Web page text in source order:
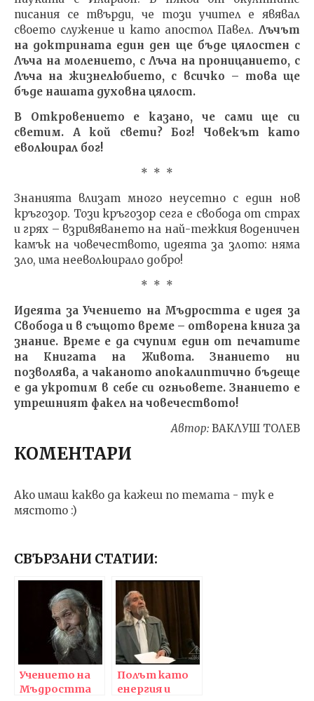
писания се твърди, че този учител е явявал
своето служение и като апостол Павел. Лъчът
на доктрината един ден ще бъде цялостен с
Лъча на молението, с Лъча на проницанието, с
Лъча на жизнелюбието, с всичко – това ще
бъде нашата духовна цялост.
В Откровението е казано, че сами ще си
светим. А кой свети? Бог! Човекът като
еволюирал бог!
* * *
Знанията влизат много неусетно с един нов
кръгозор. Този кръгозор сега е свобода от страх
и грях – взривяването на най-тежкия воденичен
камък на човечеството, идеята за злото: няма
зло, има нееволюирало добро!
* * *
Идеята за Учението на Мъдростта е идея за
Свобода и в същото време – отворена книга за
знание. Време е да счупим един от печатите
на Книгата на Живота. Знанието ни
позволява, а чаканото апокалиптично бъдеще
е да укротим в себе си огньовете. Знанието е
утрешният факел на човечеството!
Автор: ВАКЛУШ ТОЛЕВ
КОМЕНТАРИ
Ако имаш какво да кажеш по темата - тук е
мястото :)
СВЪРЗАНИ СТАТИИ:
Учението на
Мъдростта
Полът като
енергия и